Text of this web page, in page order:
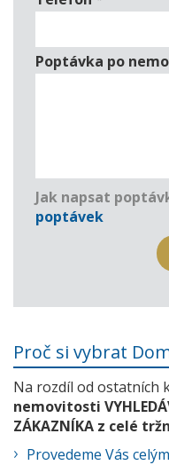
Poptávka po
Jak napsat
poptávek
Proč si vybrat
Na rozdíl od ostatních
nemovitosti
ZÁKAZNÍKA z celé
Provedeme Vás